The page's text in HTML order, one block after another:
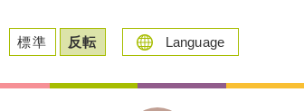
標準 反転 Language